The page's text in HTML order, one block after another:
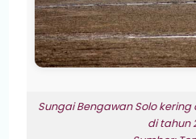
Sungai Bengawan Solo
di tahun